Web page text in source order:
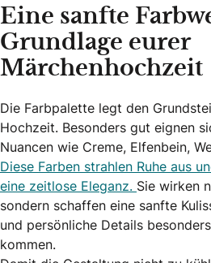
Eine sanfte
Grundlage eurer
Märchenhochzeit
Die Farbpalette legt den
Hochzeit. Besonders gut eignen
Nuancen wie Creme, Elfenbein,
Diese Farben strahlen Ruhe aus
eine zeitlose Eleganz. Sie wirken
sondern schaffen eine sanfte
und persönliche Details
kommen.